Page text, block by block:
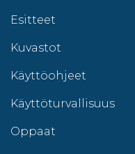
Esitteet
Kuvastot
Käyttöohjeet
Käyttöturvallisuus
Oppaat